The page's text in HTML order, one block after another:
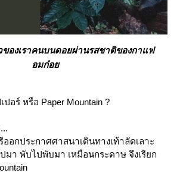
ของเราคนบนดอยผ่านรสชาติของกาแฟ
อมก๋อย
ปอร์ หรือ Paper Mountain ?
อกประกาศศาสนาเดินทางเท้าลัดเลาะ
มา พับไปพับมา เหมือนกระดาษ จึงเรียก